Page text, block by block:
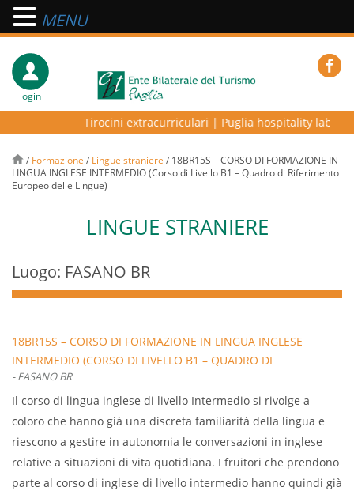
login
Tirocini extracurriculari| Puglia hospitality lab –
/ Formazione / Lingue straniere / 18BR15S – CORSO DI FORMAZIONE IN
LINGUA INGLESE INTERMEDIO (Corso di Livello B1 – Quadro di Riferimento
Europeo delle Lingue)
LINGUE STRANIERE
Luogo: FASANO BR
18BR15S – CORSO DI FORMAZIONE IN LINGUA INGLESE
INTERMEDIO (CORSO DI LIVELLO B1 – QUADRO DI
RIFERIMENTO EUROPEO DELLE LINGUE)
- FASANO BR
Il corso di lingua inglese di livello Intermedio si rivolge a
coloro che hanno già una discreta familiarità della lingua e
riescono a gestire in autonomia le conversazioni in inglese
relative a situazioni di vita quotidiana. I fruitori che prendono
parte al corso di inglese di livello intermedio hanno quindi già
MENU